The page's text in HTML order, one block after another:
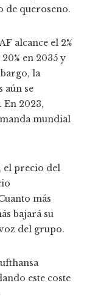
de queroseno.
alcance el 2%
en 2035 y
la
aún se
En 2023,
mundial
el precio del
más
bajará su
del grupo.
este coste